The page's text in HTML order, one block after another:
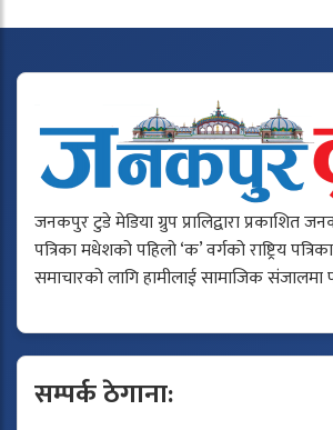
जनकपुर टुडे मेडिया ग्रुप प्रालिद्वारा प्रकाशित
पत्रिका मधेशको पहिलो ‘क’ वर्गको राष्ट्रिय
समाचारको लागि हामीलाई सामाजिक
सम्पर्क ठेगाना: